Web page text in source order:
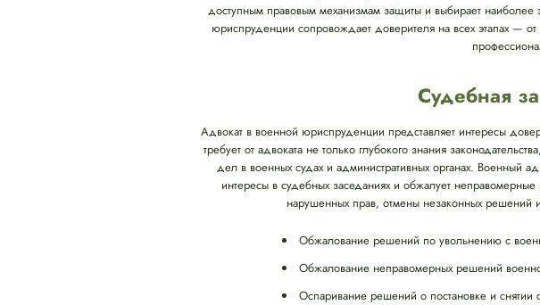
доступным правовым механизмам защиты и выбирает наиболее
юриспруденции сопровождает доверителя на всех этапах —
Судебная
Адвокат в военной юриспруденции представляет интересы
требует от адвоката не только глубокого знания
дел в военных судах и административных органах. Военный
интересы в судебных заседаниях и обжалует
нарушенных прав, отмены незаконных
Обжалование решений по увольнению с
Обжалование неправомерных решений
Оспаривание решений о постановке и снятии